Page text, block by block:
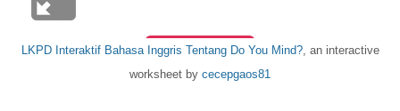
LKPD Interaktif Bahasa Inggris Tentang Do You Mind?, an interactive
worksheet by cecepgaos81